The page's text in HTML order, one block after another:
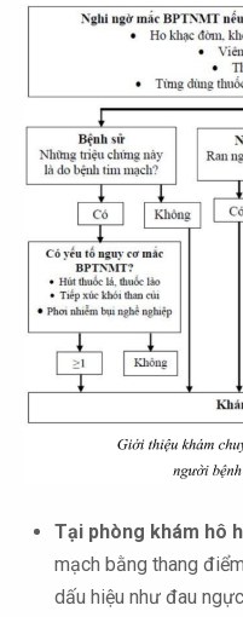
Tại phòng khám hô
mạch bằng thang
dấu hiệu như đau